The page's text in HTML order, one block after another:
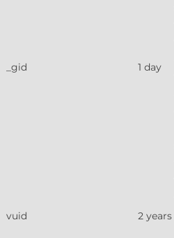
_gid 1 day
vuid 2 years